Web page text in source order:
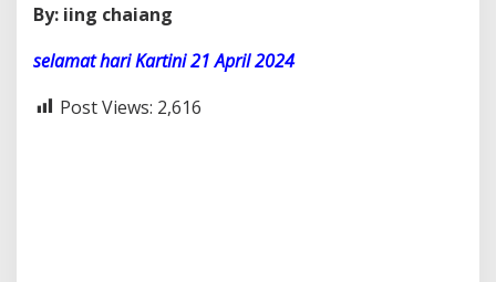
By: iing chaiang
selamat hari Kartini 21 April 2024
Post Views: 2,616